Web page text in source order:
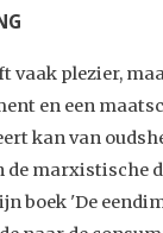
vaak plezier,
en een
kan van
de marxistische
boek 'De